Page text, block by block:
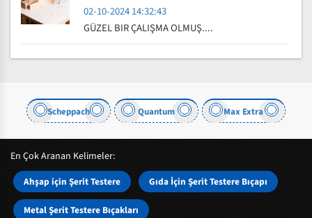
02-10-2024 14:32:43
GÜZEL BIR ÇALIŞMA OLMUŞ....
Quantum Max Extra Rexon
En Çok Aranan Kelimeler:
Ahşap için Şerit Testere Gıda İçin Şerit Testere Bıçapı
Metal Şerit Testere Bıçakları